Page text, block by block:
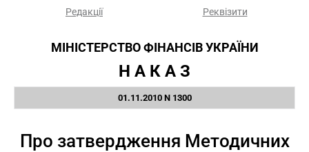
Редакції Реквізити
МІНІСТЕРСТВО ФІНАНСІВ УКРАЇНИ
Н А К А З
01.11.2010 N 1300
Про затвердження Методичних